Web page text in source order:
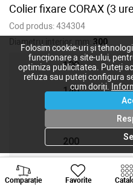
Colier fixare CORAX (3
Cod produs:434304
Diametru interior, mm: 300
100
140
200
230
Comparație Favorite
Folosim cookie-uri și
funcționare a site-ului,
optimiza publicitatea. Puteți
refuza sau puteți configura
cum doriți.